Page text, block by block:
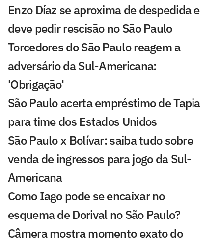
Enzo Díaz se aproxima de despedida e
deve pedir rescisão no São Paulo
Torcedores do São Paulo reagem a
adversário da Sul-Americana:
'Obrigação'
São Paulo acerta empréstimo de Tapia
para time dos Estados Unidos
São Paulo x Bolívar: saiba tudo sobre
venda de ingressos para jogo da Sul-
Americana
Como Iago pode se encaixar no
esquema de Dorival no São Paulo?
Câmera mostra momento exato do